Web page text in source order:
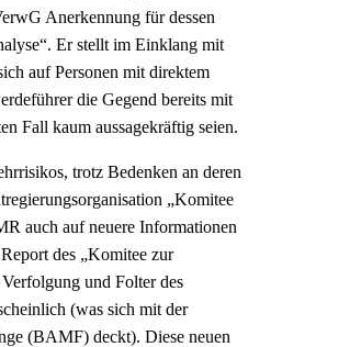
Anerkennung für dessen
Er stellt im Einklang mit
auf Personen mit direktem
die Gegend bereits mit
Fall kaum aussagekräftig seien.
trotz Bedenken an deren
„Komitee
auch auf neuere Informationen
des „Komitee zur
und Folter des
(was sich mit der
(BAMF) deckt). Diese neuen